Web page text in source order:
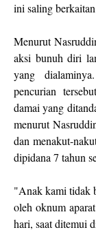
ini saling
Menurut
aksi bunuh diri
yang
pencurian
damai yang
menurut
dan menakut-
dipidana 7 tahun
"Anak kami tidak
oleh oknum
hari, saat ditemui